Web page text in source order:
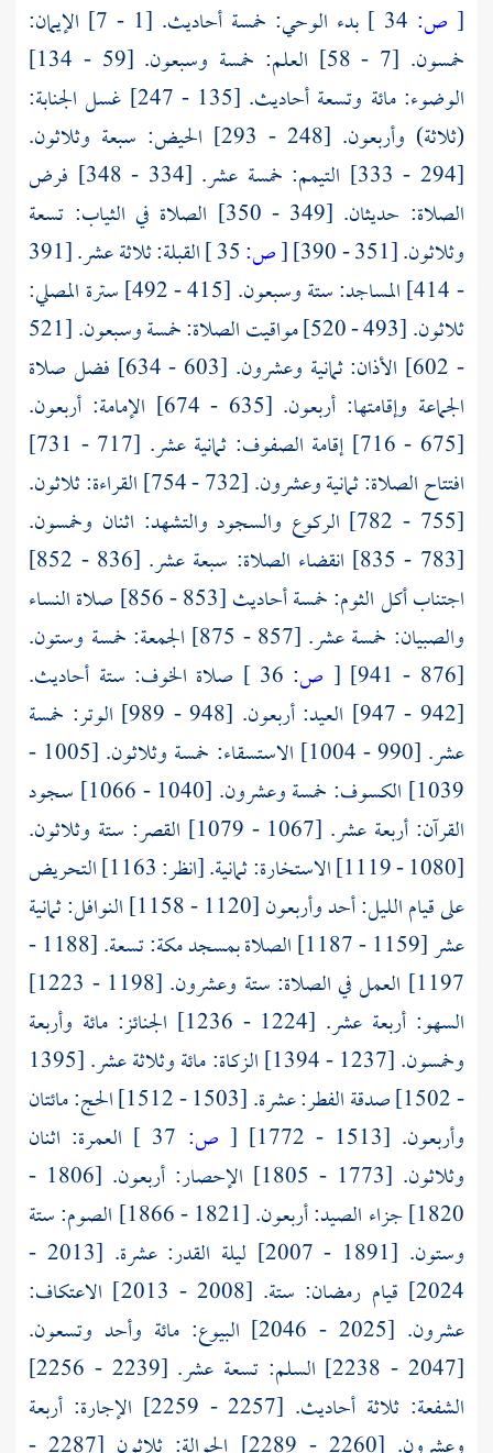
[ ص:
بدء الوحي: خمسة أحاديث. [1 - 7] الإيمان:
خمسون. [7 - 58] العلم: خمسة وسبعون. [59 - 134]
الوضوء: مائة وتسعة أحاديث. [135 - 247] غسل الجنابة:
(ثلاثة) وأربعون. [248 - 293] الحيض: سبعة وثلاثون.
[294 - 333] التيمم: خمسة عشر. [334 - 348] فرض
الصلاة: حديثان. [349 - 350] الصلاة في الثياب: تسعة
وثلاثون. [351 - 390]
[ص:
القبلة: ثلاثة عشر. [391
- 414] المساجد: ستة وسبعون. [415 - 492] سترة المصلي:
ثلاثون. [493 - 520] مواقيت الصلاة: خمسة وسبعون. [521
- 602] الأذان: ثمانية وعشرون. [603 - 634] فضل صلاة
الجماعة وإقامتها: أربعون. [635 - 674] الإمامة: أربعون.
[675 - 716] إقامة الصفوف: ثمانية عشر. [717 - 731]
افتتاح الصلاة: ثمانية وعشرون. [732 - 754] القراءة: ثلاثون.
[755 - 782] الركوع والسجود والتشهد: اثنان وخمسون.
[783 - 835] انقضاء الصلاة: سبعة عشر. [836 - 852]
اجتناب أكل الثوم: خمسة أحاديث [853 - 856] صلاة النساء
والصبيان: خمسة عشر. [857 - 875] الجمعة: خمسة وستون.
[876 - 941]
[ ص:
صلاة الخوف: ستة أحاديث.
[942 - 947] العيد: أربعون. [948 - 989] الوتر: خمسة
عشر. [990 - 1004] الاستسقاء: خمسة وثلاثون. [1005 -
1039] الكسوف: خمسة وعشرون. [1040 - 1066] سجود
القرآن: أربعة عشر. [1067 - 1079] القصر: ستة وثلاثون.
[1080 - 1119] الاستخارة: ثمانية. [انظر: 1163] التحريض
على قيام الليل: أحد وأربعون [1120 - 1158] النوافل: ثمانية
عشر [1159 - 1187] الصلاة بمسجد مكة: تسعة. [1188 -
1197] العمل في الصلاة: ستة وعشرون. [1198 - 1223]
السهو: أربعة عشر. [1224 - 1236] الجنائز: مائة وأربعة
وخمسون. [1237 - 1394] الزكاة: مائة وثلاثة عشر. [1395
- 1502] صدقة الفطر: عشرة. [1503 - 1512] الحج: مائتان
وأربعون. [1513 - 1772]
[ ص:
العمرة: اثنان
وثلاثون. [1773 - 1805] الإحصار: أربعون. [1806 -
1820] جزاء الصيد: أربعون. [1821 - 1866] الصوم: ستة
وستون. [1891 - 2007] ليلة القدر: عشرة. [2013 -
2024] قيام رمضان: ستة. [2008 - 2013] الاعتكاف:
عشرون. [2025 - 2046] البيوع: مائة وأحد وتسعون.
[2047 - 2238] السلم: تسعة عشر. [2239 - 2256]
الشفعة: ثلاثة أحاديث. [2257 - 2259] الإجارة: أربعة